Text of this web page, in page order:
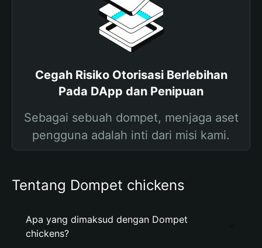
Cegah Risiko Otorisasi Berlebihan
Pada DApp dan Penipuan
Sebagai sebuah dompet, menjaga aset
pengguna adalah inti dari misi kami.
Tentang Dompet chickens
Apa yang dimaksud dengan Dompet
chickens?